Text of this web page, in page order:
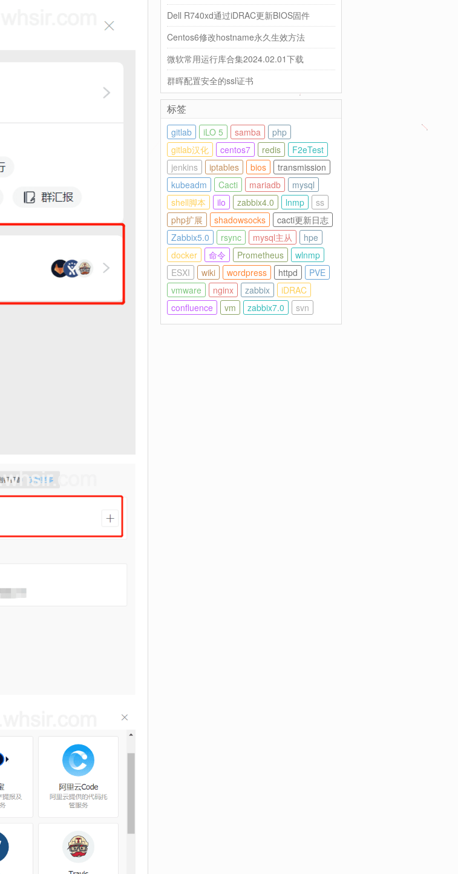
Dell R740xd通过iDRAC更新BIOS固件
Centos6修改hostname永久生效方法
微软常用运行库合集2024.02.01下载
群晖配置安全的ssl证书
标签
gitlab iLO 5 samba
php
gitlab汉化
centos7 redis
F2eTest
jenkins
iptables bios
transmission
kubeadm
Cacti mariadb
mysql
shell脚本
ilo zabbix4.0 lnmp
ss
php扩展
shadowsocks
cacti更新日志
Zabbix5.0
rsync mysql主从
hpe
docker
命令 Prometheus
wlnmp
ESXI
wiki wordpress httpd
PVE
vmware
nginx zabbix
iDRAC
confluence
vm zabbix7.0 svn